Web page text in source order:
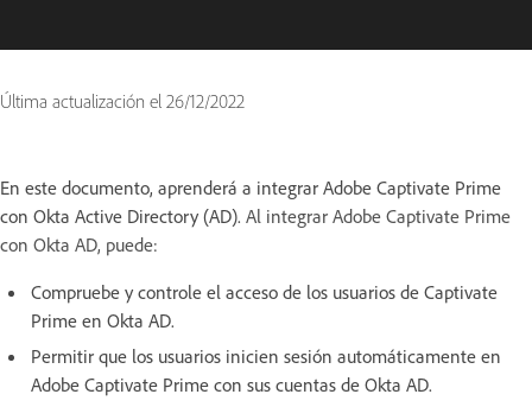
Última actualización el 26/12/2022
En este documento, aprenderá a integrar Adobe Captivate Prime
con Okta Active Directory (AD). Al integrar Adobe Captivate Prime
con Okta AD, puede:
Compruebe y controle el acceso de los usuarios de Captivate
Prime en Okta AD.
Permitir que los usuarios inicien sesión automáticamente en
Adobe Captivate Prime con sus cuentas de Okta AD.